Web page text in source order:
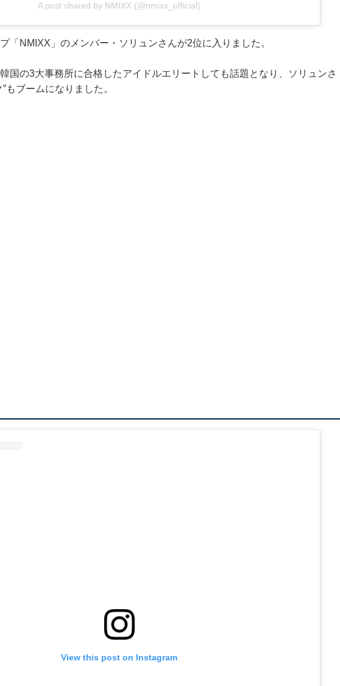
A post shared by NMIXX (@nmixx_official)
「NMIXX」のメンバー・ソリュンさんが2位に入りました。
国の3大事務所に合格したアイドルエリートしても話題となり、ソリュンさ
もブームになりました。
View this post on Instagram